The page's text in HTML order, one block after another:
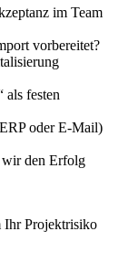
im Team
vorbereitet?
als festen
oder E-Mail)
wir den Erfolg
Ihr Projektrisiko